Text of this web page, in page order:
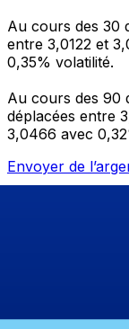
Au cours des 30
entre 3,0122 et
0,35% volatilité.
Au cours des 90
déplacées entre
3,0466 avec
Envoyer de
L'application Xe
nécessaires
et la gestion de
programmez